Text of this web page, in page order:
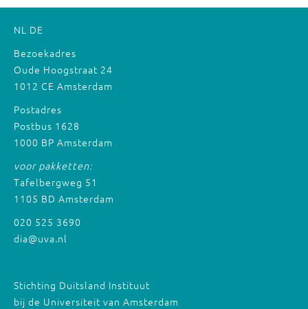
NL DE
Bezoekadres
Oude Hoogstraat 24
1012 CE Amsterdam
Postadres
Postbus 1628
1000 BP Amsterdam
voor pakketten:
Tafelbergweg 51
1105 BD Amsterdam
020 525 3690
dia@uva.nl
Stichting Duitsland Instituut
bij de Universiteit van Amsterdam